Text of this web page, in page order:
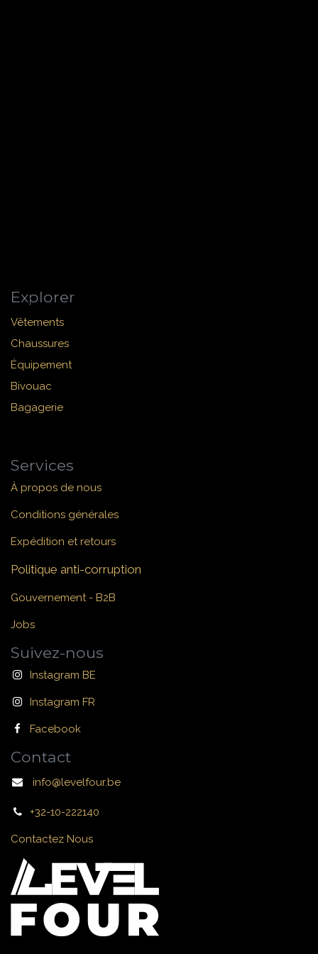
Explorer
Vêtements
Chaussures
Équipement
Bivouac
Bagagerie
Services
À propos de nous
Conditions générales
Expédition et retours
Politique anti-corruption
Gouvernement - B2B
Jobs
Suivez-nous
Instagram BE
Instagram FR
Facebook
Contact
info@levelfour.be
+32-10-222140
Contactez Nous